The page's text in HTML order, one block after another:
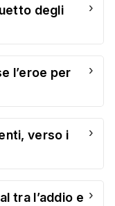
degli
›
l’eroe per
›
verso i
›
tra l’addio e ›